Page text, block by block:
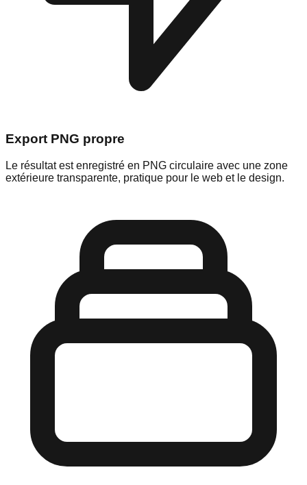
Export PNG propre
Le résultat est enregistré en PNG circulaire avec une zone
extérieure transparente, pratique pour le web et le design.